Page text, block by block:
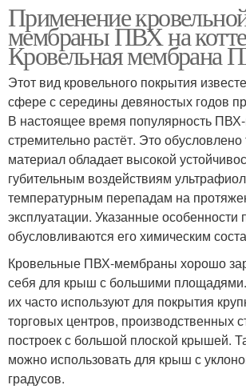
Применение
мембраны ПВХ на
Кровельная мембрана
Этот вид кровельного покрытия
сфере с середины девяностых годов
В настоящее время популярность
стремительно растёт. Это обусловлено
материал обладает высокой
губительным воздействиям
температурным перепадам на
эксплуатации. Указанные особенности
обусловливаются его химическим
Кровельные ПВХ-мембраны хорошо
себя для крыш с большими
их часто используют для покрытия
торговых центров, производственных
построек с большой плоской крышей.
можно использовать для крыш с
градусов.